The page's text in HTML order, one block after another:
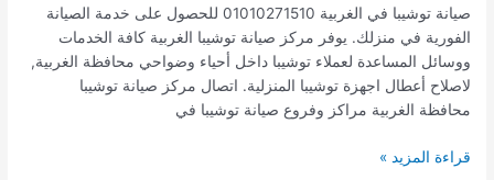
صيانة توشيبا في الغربية 01010271510 للحصول على خدمة الصيانة
الفورية في منزلك. يوفر مركز صيانة توشيبا الغربية كافة الخدمات
ووسائل المساعدة لعملاء توشيبا داخل أحياء وضواحي محافظة الغربية,
لاصلاح أعطال اجهزة توشيبا المنزلية. اتصال مركز صيانة توشيبا
محافظة الغربية مراكز وفروع صيانة توشيبا في
قراءة المزيد »